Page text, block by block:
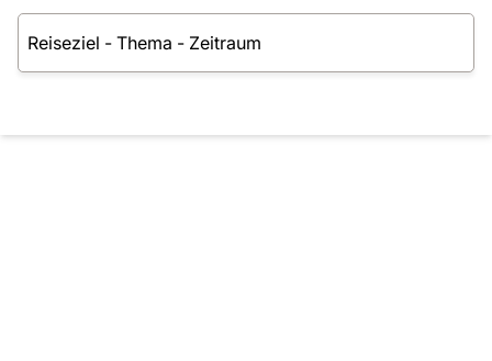
Reiseziel - Thema - Zeitraum
Reisesuche - Finden Sie Ihre Traumreise